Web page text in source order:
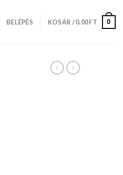
BELÉPÉS KOSÁR /0.00FT 0